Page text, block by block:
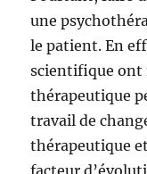
une
le patient. En
scientifique ont
thérapeutique
travail de
thérapeutique
facteur